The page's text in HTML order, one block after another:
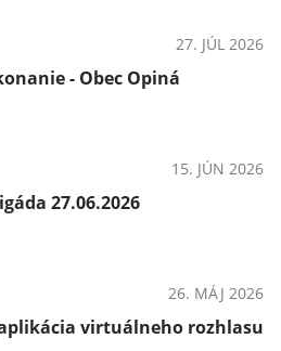
27. JÚL 2026
- Obec Opiná
15. JÚN 2026
27.06.2026
26. MÁJ 2026
aplikácia virtuálneho rozhlasu